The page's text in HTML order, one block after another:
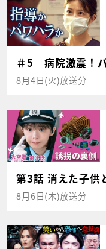
＃5 病院激震！
8月4日(火)放送分
第3話 消えた子供
8月6日(木)放送分